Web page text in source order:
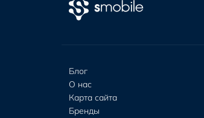
Блог
О нас
Карта сайта
Бренды